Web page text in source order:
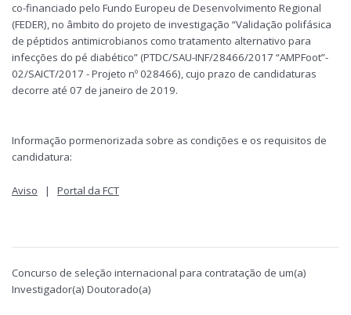
co-financiado pelo Fundo Europeu de Desenvolvimento Regional
(FEDER), no âmbito do projeto de investigação “Validação polifásica
de péptidos antimicrobianos como tratamento alternativo para
infecções do pé diabético” (PTDC/SAU-INF/28466/2017 “AMPFoot”-
02/SAICT/2017 - Projeto nº 028466), cujo prazo de candidaturas
decorre até 07 de janeiro de 2019.
Informação pormenorizada sobre as condições e os requisitos de
candidatura:
Aviso | Portal da FCT
Concurso de seleção internacional para contratação de um(a)
Investigador(a) Doutorado(a)